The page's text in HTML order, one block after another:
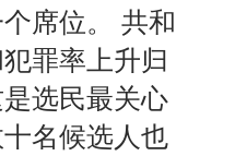
席位。 共和
罪率上升归
选民最关心
名候选人也